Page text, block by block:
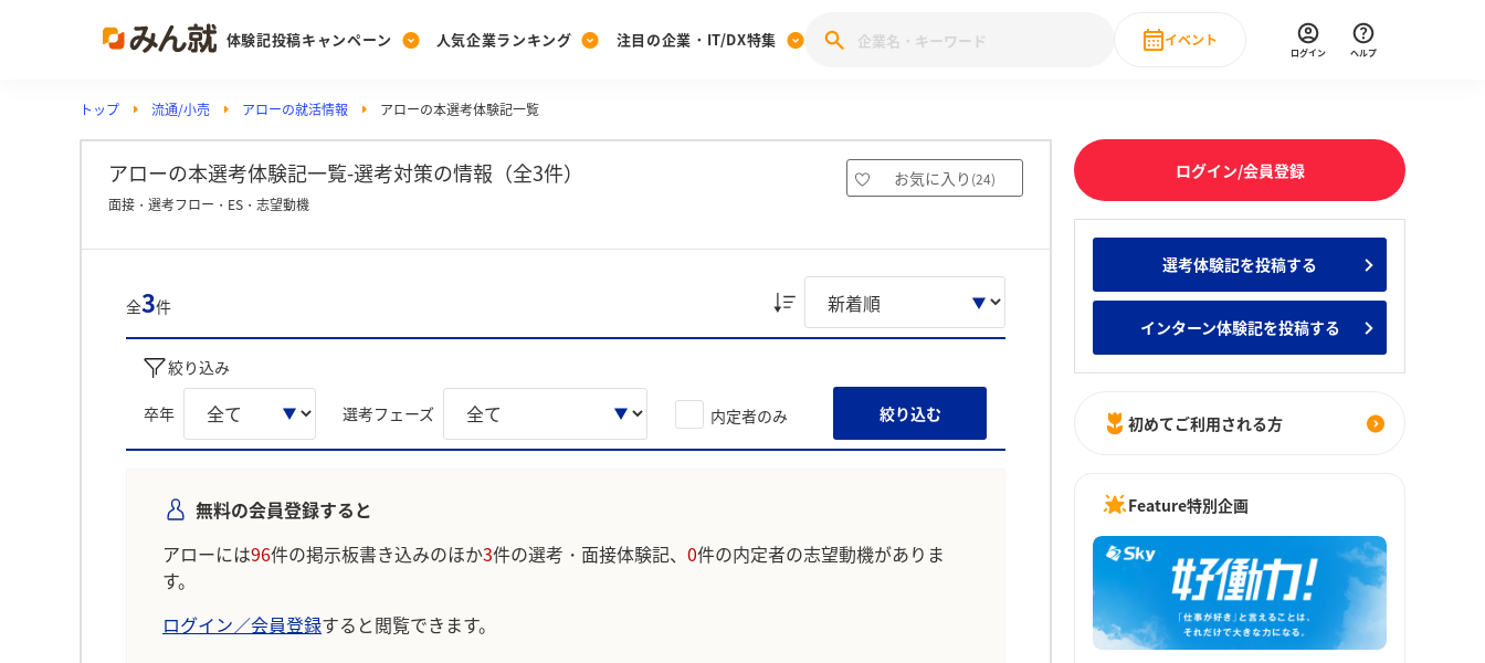
体験記投稿キャンペーン
Post
投稿する
[27卒] 本選考体験記投稿キャンペーン
人気企業ランキング
Ranking
ランキングを見る
Vote みんなの新卒就職人気企業ランキング みんなのインターン人気企業ランキ
注目の企業・IT/DX特集
PickUp
注目の企業特集
28卒 IT・DX現場社員インタビュー
イベント
直近のイベント一覧
ログイン ヘルプ
トップ 流通/小売 アローの就活情報 アローの本選考体験記一覧
アローの本選考体験記一覧-選考対策の情報（全3件） お気に入り (24)
面接・選考フロー・ES・志望動機
全3件
絞り込み
卒年 選考フェーズ 内定者のみ 絞り込む
無料の会員登録すると
アローには96件の掲示板書き込みのほか3件の選考・面接体験記、 0件の内定者の志望動機がありま
す。
ログイン／会員登録すると閲覧できます。
ログイン/会員登録
選考体験記を投稿する
インターン体験記を投稿する
初めてご利用される方
Feature特別企画